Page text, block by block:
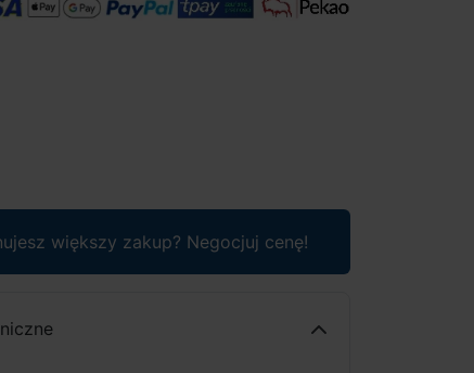
większy zakup? Negocjuj cenę!